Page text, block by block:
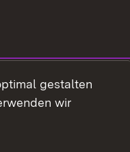
gestalten
wir